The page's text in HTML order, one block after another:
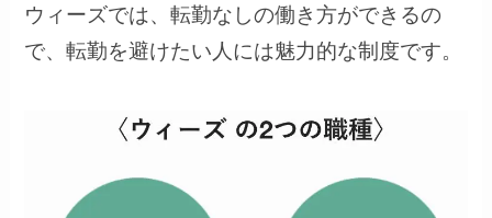
ウィーズでは、転勤なしの働き方ができるの
で、転勤を避けたい人には魅力的な制度です。